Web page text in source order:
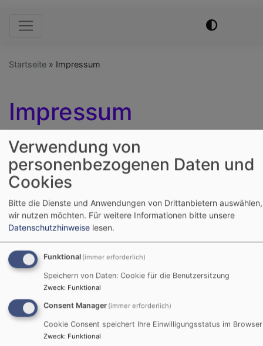
Hauptnavigation
Startseite Impressum
Impressum
Angaben gemäß § 5 TMG:
Evang.-Luth. Kirchengemeinden Michelau und
Ev.-Luth. Pfarramt
Kirchplatz 5
96247 Michelau
Vertreten durch:
Pfarrer Leander Sünkel und Diakon Andreas Dünisch
Kontakt:
Verwendung von
personenbezogenen Daten und
Cookies
Bitte die Dienste und Anwendungen von Drittanbietern
wir nutzen möchten. Für weitere Informationen bitte unsere
Datenschutzhinweise lesen.
Funktional (immer erforderlich)
Speichern von Daten: Cookie für die Benutzersitzung
Zweck: Funktional
Consent Manager (immer erforderlich)
Cookie Consent speichert Ihre Einwilligungsstatus im Browser
Zweck: Funktional